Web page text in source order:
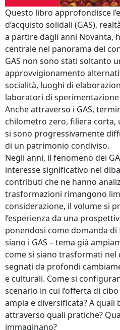
Questo libro approfondisce
d’acquisto solidali (GAS),
a partire dagli anni Novanta,
centrale nel panorama del
GAS non sono stati soltanto
approvvigionamento
socialità, luoghi di
laboratori di
Anche attraverso i GAS,
chilometro zero, filiera corta,
si sono progressivamente
di un patrimonio condiviso.
Negli anni, il fenomeno dei
interesse significativo nel
contributi che ne hanno
trasformazioni rimangono
considerazione, il volume si
l’esperienza da una
ponendosi come domanda
siano i GAS – tema già
come si siano trasformati nel
segnati da profondi
e culturali. Come si
scenario in cui l’offerta di
ampia e diversificata? A
attraverso quali pratiche?
immaginano?